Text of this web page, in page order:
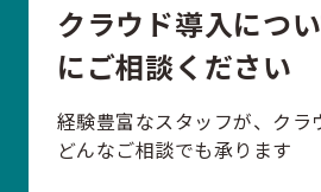
クラウド導入につ
にご相談ください
経験豊富なスタッフが、クラ
どんなご相談でも承ります